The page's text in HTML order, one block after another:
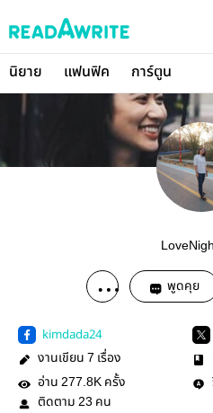
นิยาย แฟนฟิค การ์ตูน
พูดคุย
kimdada24
งานเขียน 7 เรื่อง
อ่าน 277.8K ครั้ง
ติดตาม 23 คน